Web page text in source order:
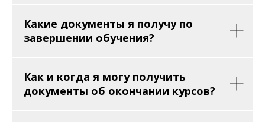
Какие документы я получу по
завершении обучения?
Как и когда я могу получить
документы об окончании курсов?